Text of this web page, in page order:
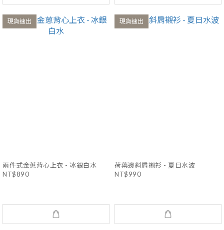
現貨速出
兩件式金蔥背心上衣 - 冰銀白水
NT$890
現貨速出
荷葉邊斜肩襯衫 - 夏日水波
NT$990